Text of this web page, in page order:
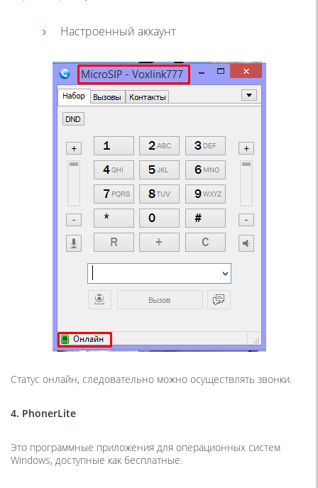
Настроенный аккаунт
Статус онлайн, следовательно можно осуществлять звонки.
4. PhonerLite
Это программные приложения для операционных систем
Windows, доступные как бесплатные.